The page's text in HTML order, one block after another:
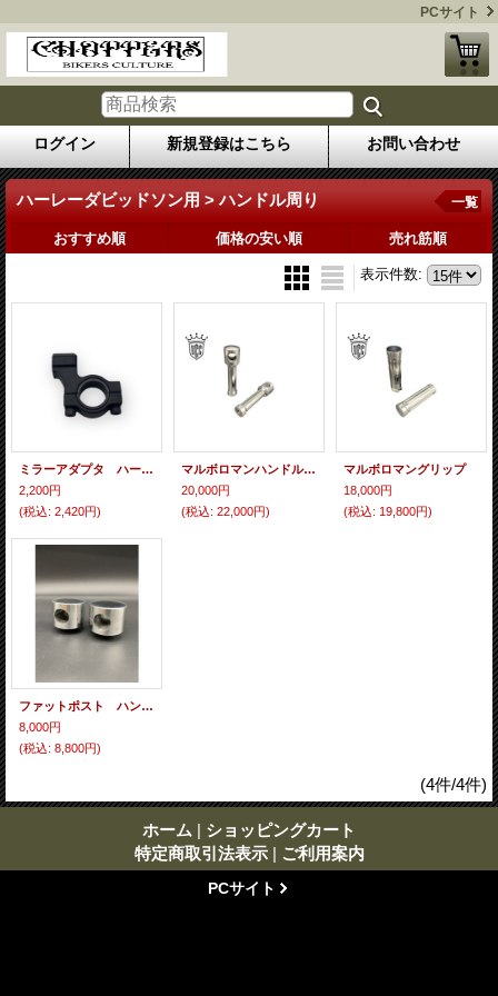
PCサイト
ログイン 新規登録はこちら お問い合わせ
ハーレーダビッドソン用 > ハンドル周り 一覧
おすすめ順 価格の安い順 売れ筋順
表示件数:
ミラーアダプタ ハーレー用
2,200円
(税込: 2,420円)
マルボロマンハンドルポスト
20,000円
(税込: 22,000円)
マルボロマングリップ
18,000円
(税込: 19,800円)
ファットポスト ハンドルポスト ハーレー用
8,000円
(税込: 8,800円)
(4件/4件)
ホーム | ショッピングカート
特定商取引法表示 | ご利用案内
PCサイト